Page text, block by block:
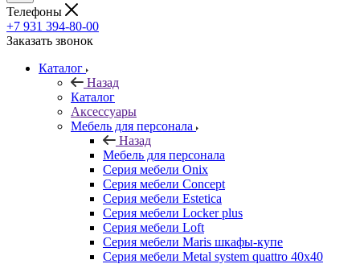
Телефоны
+7 931 394-80-00
Заказать звонок
Каталог
Назад
Каталог
Аксессуары
Мебель для персонала
Назад
Мебель для персонала
Серия мебели Onix
Серия мебели Concept
Серия мебели Estetica
Серия мебели Locker plus
Серия мебели Loft
Серия мебели Maris шкафы-купе
Серия мебели Metal system quattro 40x40